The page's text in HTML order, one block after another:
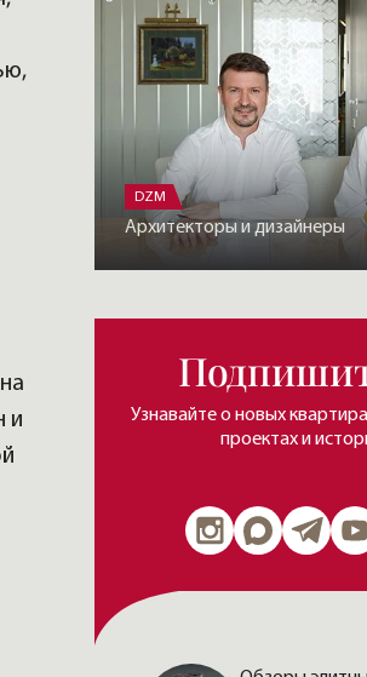
и
DZM
Архитекторы и дизайнеры
Узнавайте о новых
проектах и